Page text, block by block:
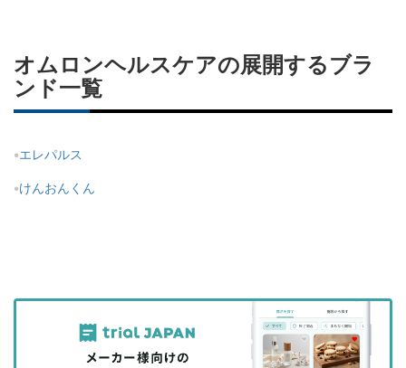
オムロンヘルスケアの展開するブラ
ンド一覧
エレパルス
けんおんくん